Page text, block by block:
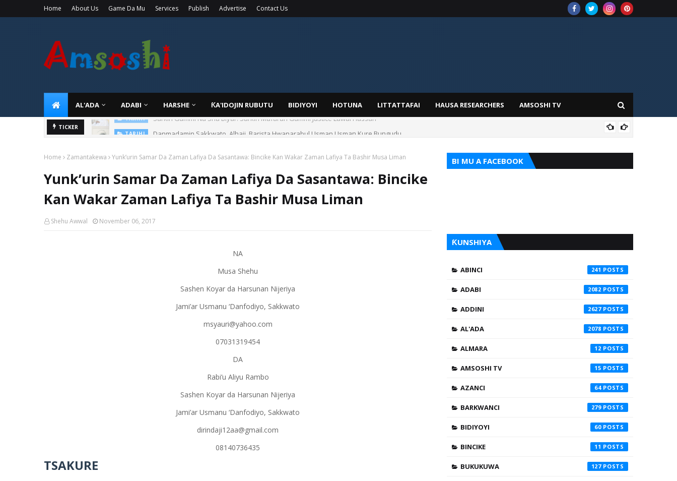
Home About Us Game Da Mu Services Publish Advertise Contact Us
AL'ADA ADABI HARSHE ƘA'IDOJIN RUBUTU BIDIYOYI HOTUNA LITTATTAFAI HAUSA RESEARCHERS AMSOSHI TV
TICKER
Home Zamantakewa Yunk’urin Samar Da Zaman Lafiya Da Sasantawa: Bincike Kan Wakar Zaman Lafiya Ta Bashir Musa Liman
Yunk’urin Samar Da Zaman Lafiya Da Sasantawa: Bincike
Kan Wakar Zaman Lafiya Ta Bashir Musa Liman
Shehu Awwal November 06, 2017
NA
Musa Shehu
Sashen Koyar da Harsunan Nijeriya
Jami’ar Usmanu ‘Danfodiyo, Sakkwato
msyauri@yahoo.com
07031319454
DA
Rabi’u Aliyu Rambo
Sashen Koyar da Harsunan Nijeriya
Jami’ar Usmanu ‘Danfodiyo, Sakkwato
dirindaji12aa@gmail.com
08140736435
TSAKURE
BI MU A FACEBOOK
ƘUNSHIYA
ABINCI 241
ADABI 2082
ADDINI 2627
AL'ADA 2078
ALMARA 12
AMSOSHI TV 15
AZANCI 64
BARKWANCI 279
BIDIYOYI 60
BINCIKE 11
BUKUKUWA 127